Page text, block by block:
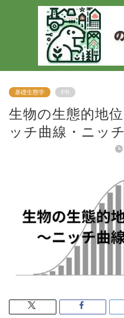
基礎生態学 PR
生物の生態的地
ッチ曲線・ニッ